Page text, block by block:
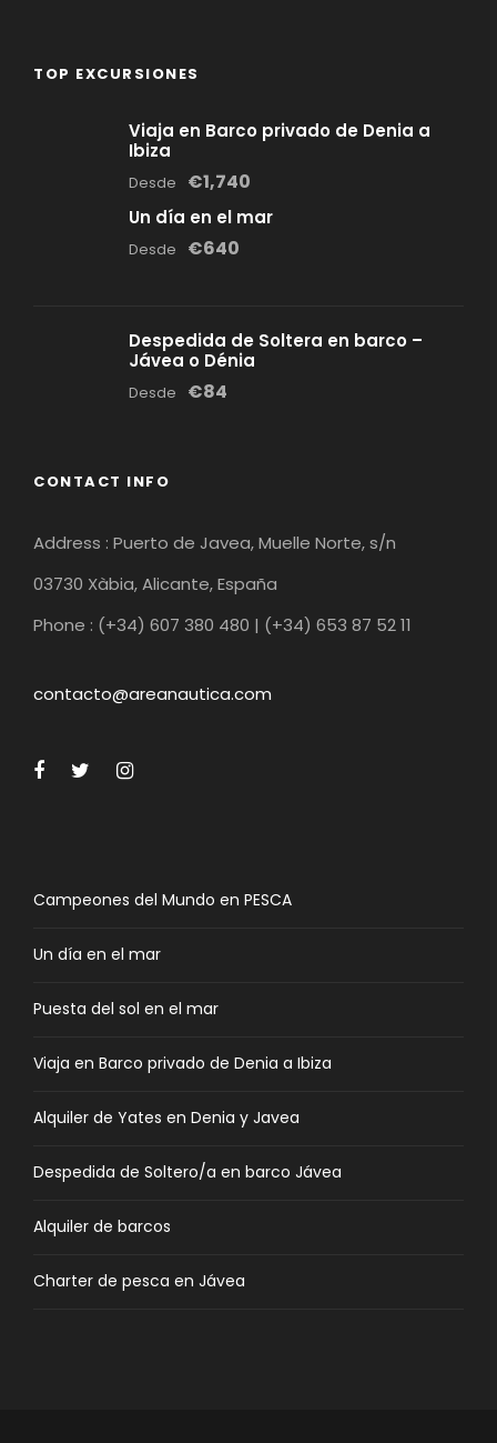
TOP EXCURSIONES
Viaja en Barco privado de Denia a
Ibiza
Desde €1,740
Un día en el mar
Desde €640
Despedida de Soltera en barco –
Jávea o Dénia
Desde €84
CONTACT INFO
Address : Puerto de Javea, Muelle Norte, s/n
03730 Xàbia, Alicante, España
Phone : (+34) 607 380 480 | (+34) 653 87 52 11
contacto@areanautica.com
Campeones del Mundo en PESCA
Un día en el mar
Puesta del sol en el mar
Viaja en Barco privado de Denia a Ibiza
Alquiler de Yates en Denia y Javea
Despedida de Soltero/a en barco Jávea
Alquiler de barcos
Charter de pesca en Jávea